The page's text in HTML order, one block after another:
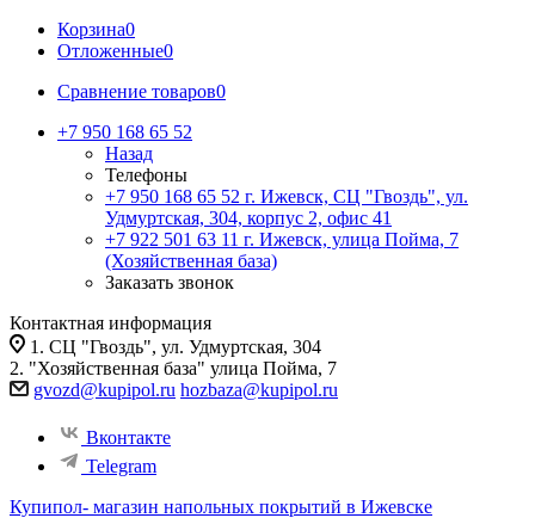
Корзина0
Отложенные0
Сравнение товаров0
+7 950 168 65 52
Назад
Телефоны
+7 950 168 65 52 г. Ижевск, СЦ "Гвоздь", ул.
Удмуртская, 304, корпус 2, офис 41
+7 922 501 63 11 г. Ижевск, улица Пойма, 7
(Хозяйственная база)
Заказать звонок
Контактная информация
1. СЦ "Гвоздь", ул. Удмуртская, 304
2. "Хозяйственная база" улица Пойма, 7
gvozd@kupipol.ru hozbaza@kupipol.ru
Вконтакте
Telegram
Купипол- магазин напольных покрытий в Ижевске